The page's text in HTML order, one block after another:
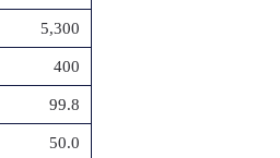
5,300
400
99.8
50.0